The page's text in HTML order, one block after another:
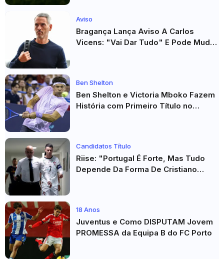
Aviso
Bragança Lança Aviso A Carlos
Vicens: "Vai Dar Tudo" E Pode Mudar
Ben Shelton
Ben Shelton e Victoria Mboko Fazem
História com Primeiro Título no
Candidatos Título
Riise: "Portugal É Forte, Mas Tudo
Depende Da Forma De Cristiano
18 Anos
Juventus e Como DISPUTAM Jovem
PROMESSA da Equipa B do FC Porto